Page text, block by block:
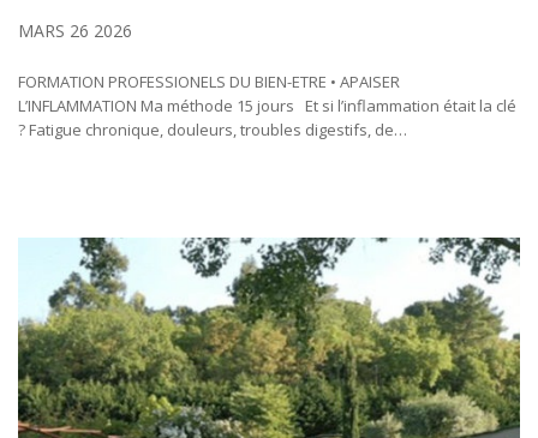
MARS 26 2026
FORMATION PROFESSIONELS DU BIEN-ETRE • APAISER
L’INFLAMMATION Ma méthode 15 jours Et si l’inflammation était la clé
? Fatigue chronique, douleurs, troubles digestifs, de…